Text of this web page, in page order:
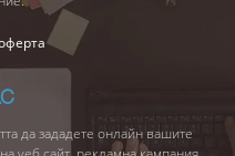
да зададете онлайн вашите